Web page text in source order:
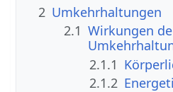
2 Umkehrhaltungen
2.1 Wirkungen
2.1.1
2.1.2